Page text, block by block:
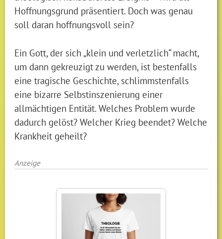
Hoffnungsgrund präsentiert. Doch was genau
soll daran hoffnungsvoll sein?
Ein Gott, der sich „klein und verletzlich“ macht,
um dann gekreuzigt zu werden, ist bestenfalls
eine tragische Geschichte, schlimmstenfalls
eine bizarre Selbstinszenierung einer
allmächtigen Entität. Welches Problem wurde
dadurch gelöst? Welcher Krieg beendet? Welche
Krankheit geheilt?
Anzeige